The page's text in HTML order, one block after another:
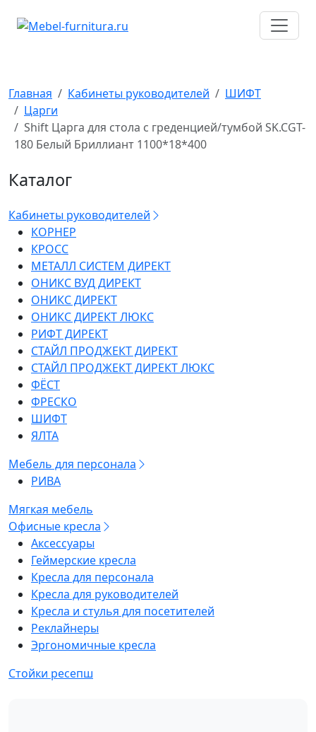
Главная Кабинеты руководителей
ШИФТ
Царги
Shift Царга для стола с греденцией/тумбой SK.CGT-
180 Белый Бриллиант 1100*18*400
Каталог
Кабинеты руководителей
КОРНЕР
КРОСС
МЕТАЛЛ СИСТЕМ ДИРЕКТ
ОНИКС ВУД ДИРЕКТ
ОНИКС ДИРЕКТ
ОНИКС ДИРЕКТ ЛЮКС
РИФТ ДИРЕКТ
СТАЙЛ ПРОДЖЕКТ ДИРЕКТ
СТАЙЛ ПРОДЖЕКТ ДИРЕКТ ЛЮКС
ФЁСТ
ФРЕСКО
ШИФТ
ЯЛТА
Мебель для персонала
РИВА
Мягкая мебель
Офисные кресла
Аксессуары
Геймерские кресла
Кресла для персонала
Кресла для руководителей
Кресла и стулья для посетителей
Реклайнеры
Эргономичные кресла
Стойки ресепш